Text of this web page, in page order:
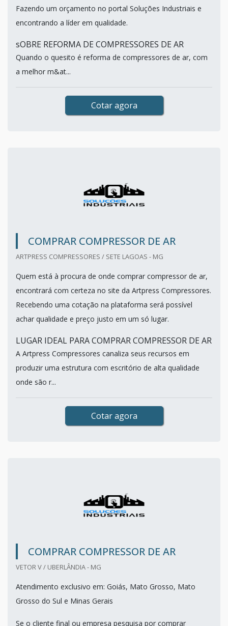
Fazendo um orçamento no portal Soluções Industriais e
encontrando a líder em qualidade.
sOBRE REFORMA DE COMPRESSORES DE AR
Quando o quesito é reforma de compressores de ar, com
a melhor m&at...
Cotar agora
COMPRAR COMPRESSOR DE AR
ARTPRESS COMPRESSORES / SETE LAGOAS - MG
Quem está à procura de onde comprar compressor de ar,
encontrará com certeza no site da Artpress Compressores.
Recebendo uma cotação na plataforma será possível
achar qualidade e preço justo em um só lugar.
LUGAR IDEAL PARA COMPRAR COMPRESSOR DE AR
A Artpress Compressores canaliza seus recursos em
produzir uma estrutura com escritório de alta qualidade
onde são r...
Cotar agora
COMPRAR COMPRESSOR DE AR
VETOR V / UBERLÂNDIA - MG
Atendimento exclusivo em: Goiás, Mato Grosso, Mato
Grosso do Sul e Minas Gerais
Se o cliente final ou empresa pesquisa por comprar